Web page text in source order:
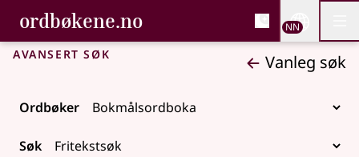
Gå til hovudinnhald
Tilgjenge
ordbøkene.no, Bokmålsordboka og
Bokmålsordboka og Nynorskordboka
NN
Avansert søk Vanleg søk
Ordbøker
Søk